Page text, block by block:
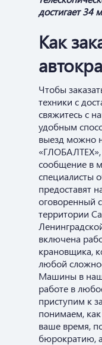
достигает 34
Как
Чтобы
техники с
свяжитесь с
удобным
выезд можно
сообщение в
специалисты
предоставят
оговоренный
территории
включена
крановщика,
любой
Машины в
работе в
приступим к
понимаем,
ваше время,
бюрократию,